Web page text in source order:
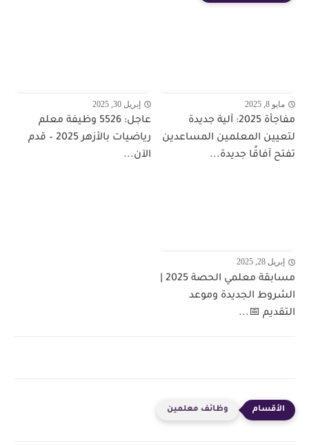
مايو 8, 2025
مفاجأة 2025: آلية جديدة
لتعيين المعلمين المساعدين
تفتح آفاقًا جديدة...
إبريل 30, 2025
عاجل: 5526 وظيفة معلم
رياضيات بالأزهر 2025 – قدم
الآن...
إبريل 28, 2025
الشروط الجديدة وموعد
التقديم 📅...
وظائف معلمين